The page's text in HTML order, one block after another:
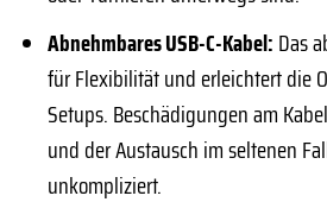
Abnehmbares USB-C-Kabel: Das
für Flexibilität und erleichtert die
Setups. Beschädigungen am
und der Austausch im seltenen
unkompliziert.